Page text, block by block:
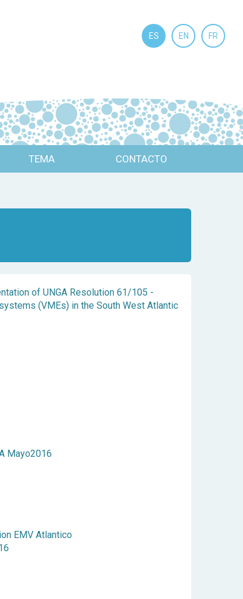
ES EN FR
TEMA CONTACTO
of UNGA Resolution 61/105 -
(VMEs) in the South West Atlantic
Mayo2016
EMV Atlantico